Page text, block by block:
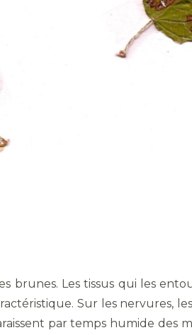
brunes. Les tissus qui les
Sur les nervures,
par temps humide des